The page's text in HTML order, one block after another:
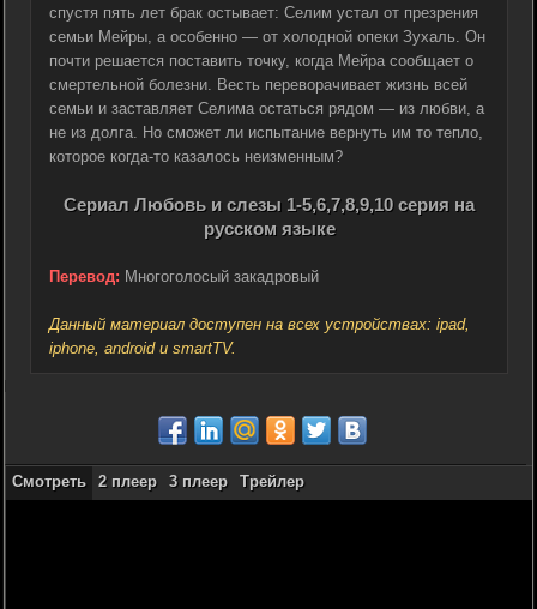
спустя пять лет брак остывает: Селим устал от презрения
семьи Мейры, а особенно — от холодной опеки Зухаль. Он
почти решается поставить точку, когда Мейра сообщает о
смертельной болезни. Весть переворачивает жизнь всей
семьи и заставляет Селима остаться рядом — из любви, а
не из долга. Но сможет ли испытание вернуть им то тепло,
которое когда-то казалось неизменным?
Сериал Любовь и слезы 1-5,6,7,8,9,10 серия на
русском языке
Перевод: Многоголосый закадровый
Данный материал доступен на всех устройствах: ipad,
iphone, android и smartTV.
Смотреть 2 плеер 3 плеер Трейлер